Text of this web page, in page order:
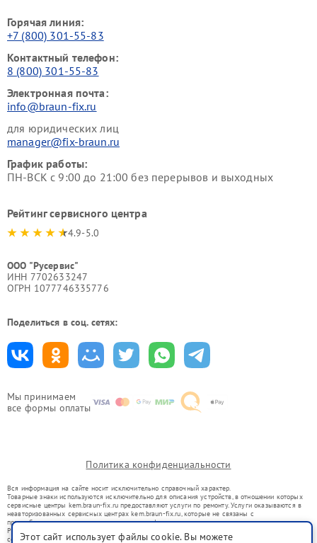
Мы принимаем
все формы оплаты
Горячая линия:
+7 (800) 301-55-83
Контактный телефон:
8 (800) 301-55-83
Электронная почта:
info@braun-fix.ru
для юридических лиц
manager@fix-braun.ru
График работы:
ПН-ВСК с 9:00 до 21:00 без перерывов и выходных
Рейтинг сервисного центра
4.9-5.0
ООО "Русервис"
ИНН 7702633247
ОГРН 1077746335776
Поделиться в соц. сетях:
Политика конфиденциальности
Вся информация на сайте носит исключительно справочный характер.
Товарные знаки используются исключительно для описания устройств, в отношении которых
сервисные центры kem.braun-fix.ru предоставляют услуги по ремонту. Услуги оказываются в
неавторизованных сервисных центрах kem.braun-fix.ru, которые не связаны с
правообладателями товарных знаков или их официальными представителями.
Ремонт осуществляется для устройств, уже введенных в гражданский оборот в соответствии
со статьей 1487 ГК РФ.
Этот сайт использует файлы cookie. Вы можете